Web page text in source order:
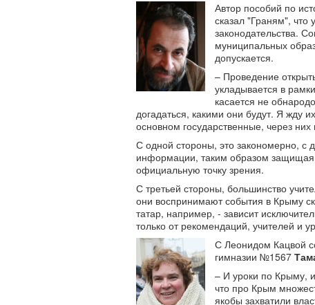
Автор пособий по
сказал "Граням", что
законодательства.
муниципальных
допускается.
– Проведение
укладывается в
касается не
догадаться, какими они будут. Я жду
основном государственные, через
С одной стороны, это закономерно, с
информации, таким образом защищая
официальную точку зрения.
С третьей стороны, большинство
они воспринимают события в Крыму
татар, например, - зависит
только от рекомендаций, учителей и
С Леонидом Кацвой
гимназии №1567
– И уроки по Крыму,
что про Крым
якобы захватили